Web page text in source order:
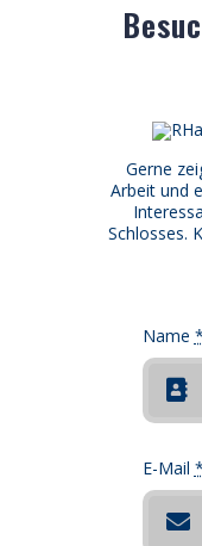
Gerne
Arbeit und
Schlosses.
Name *
E-Mail *